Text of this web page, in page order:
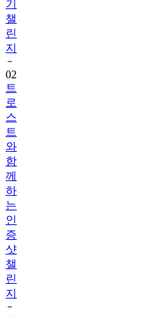
린
지
02
트
로
스
트
와
함
께
하
는
인
증
샷
챌
린
지
03
지